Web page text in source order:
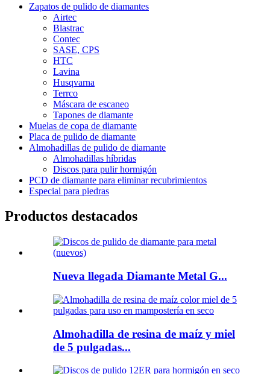
Zapatos de pulido de diamantes
Airtec
Blastrac
Contec
SASE, CPS
HTC
Lavina
Husqvarna
Terrco
Máscara de escaneo
Tapones de diamante
Muelas de copa de diamante
Placa de pulido de diamante
Almohadillas de pulido de diamante
Almohadillas híbridas
Discos para pulir hormigón
PCD de diamante para eliminar recubrimientos
Especial para piedras
Productos destacados
Nueva llegada Diamante Metal G...
Almohadilla de resina de maíz y miel
de 5 pulgadas...